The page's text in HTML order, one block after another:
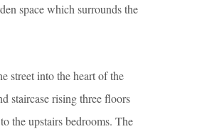
space which surrounds the
street into the heart of the
staircase rising three floors
the upstairs bedrooms. The